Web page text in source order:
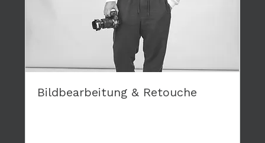
Bildbearbeitung & Retouche